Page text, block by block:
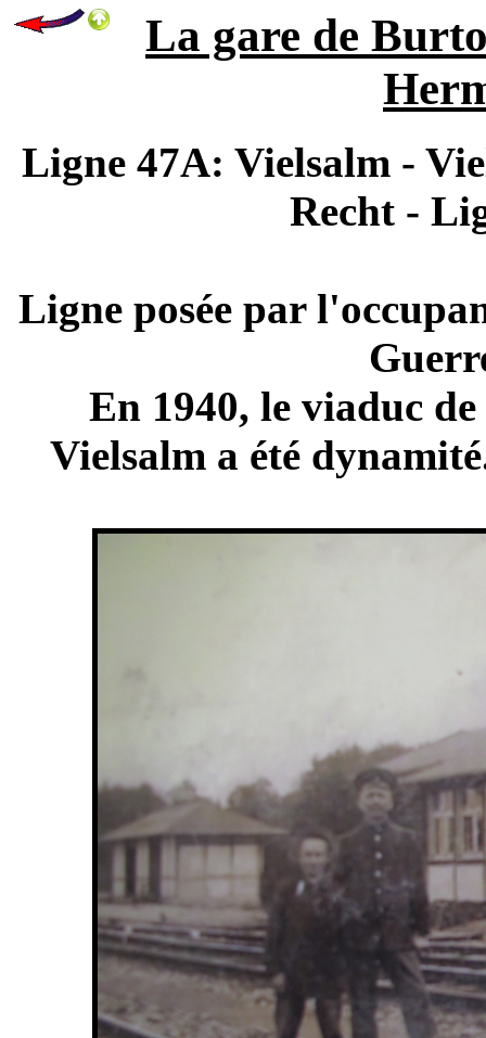
La gare de
Ligne 47A: Vielsalm -
Recht -
Ligne posée par
En 1940, le viaduc
Vielsalm a été